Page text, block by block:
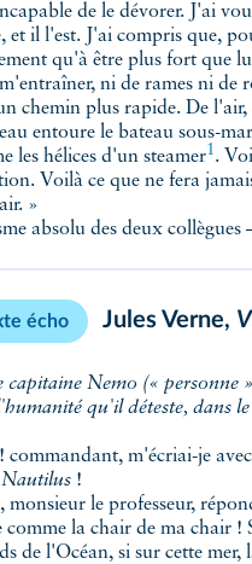
de le dévorer. J'ai
et il l'est. J'ai compris que,
qu'à être plus fort que
ni de rames ni de
chemin plus rapide. De
entoure le bateau sous-
les hélices d'un steamer1 .
Voilà ce que ne fera
»
absolu des deux collègues
écho Jules Verne,
qu'il déteste, dans
commandant, m'écriai-je
Nautilus !
monsieur le professeur,
comme la chair de ma chair !
de l'Océan, si sur cette